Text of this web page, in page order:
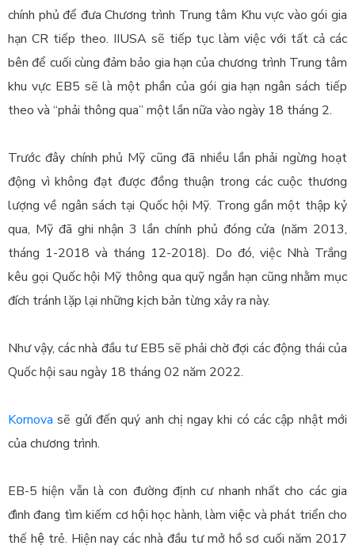
chính phủ để đưa Chương trình Trung tâm Khu vực vào gói gia
hạn CR tiếp theo. IIUSA sẽ tiếp tục làm việc với tất cả các
bên để cuối cùng đảm bảo gia hạn của chương trình Trung tâm
khu vực EB5 sẽ là một phần của gói gia hạn ngân sách tiếp
theo và “phải thông qua” một lần nữa vào ngày 18 tháng 2.
Trước đây chính phủ Mỹ cũng đã nhiều lần phải ngừng hoạt
động vì không đạt được đồng thuận trong các cuộc thương
lượng về ngân sách tại Quốc hội Mỹ. Trong gần một thập kỷ
qua, Mỹ đã ghi nhận 3 lần chính phủ đóng cửa (năm 2013,
tháng 1-2018 và tháng 12-2018). Do đó, việc Nhà Trắng
kêu gọi Quốc hội Mỹ thông qua quỹ ngắn hạn cũng nhằm mục
đích tránh lặp lại những kịch bản từng xảy ra này.
Như vậy, các nhà đầu tư EB5 sẽ phải chờ đợi các động thái của
Quốc hội sau ngày 18 tháng 02 năm 2022.
Kornova sẽ gửi đến quý anh chị ngay khi có các cập nhật mới
của chương trình.
EB-5 hiện vẫn là con đường định cư nhanh nhất cho các gia
đình đang tìm kiếm cơ hội học hành, làm việc và phát triển cho
thế hệ trẻ. Hiện nay các nhà đầu tư mở hồ sơ cuối năm 2017